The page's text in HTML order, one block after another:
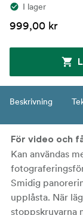
I lager
999,00 kr
Beskrivning
För video och
Kan användas
Smidig
upplåsta. När
stoppskruvarna